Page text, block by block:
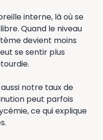
interne, là où se
Quand le niveau
devient moins
se sentir plus
notre taux de
peut parfois
ce qui explique